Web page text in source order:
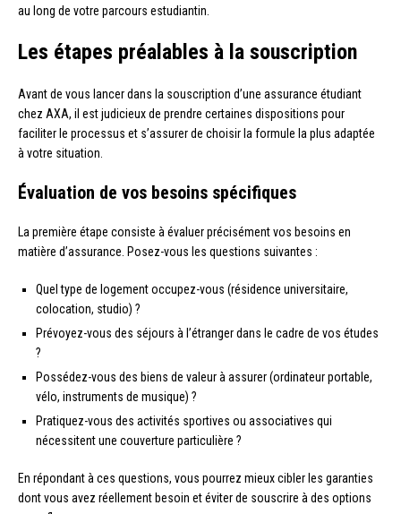
au long de votre parcours estudiantin.
Les étapes préalables à la souscription
Avant de vous lancer dans la souscription d’une assurance étudiant
chez AXA, il est judicieux de prendre certaines dispositions pour
faciliter le processus et s’assurer de choisir la formule la plus adaptée
à votre situation.
Évaluation de vos besoins spécifiques
La première étape consiste à évaluer précisément vos besoins en
matière d’assurance. Posez-vous les questions suivantes :
Quel type de logement occupez-vous (résidence universitaire,
colocation, studio) ?
Prévoyez-vous des séjours à l’étranger dans le cadre de vos études
?
Possédez-vous des biens de valeur à assurer (ordinateur portable,
vélo, instruments de musique) ?
Pratiquez-vous des activités sportives ou associatives qui
nécessitent une couverture particulière ?
En répondant à ces questions, vous pourrez mieux cibler les garanties
dont vous avez réellement besoin et éviter de souscrire à des options